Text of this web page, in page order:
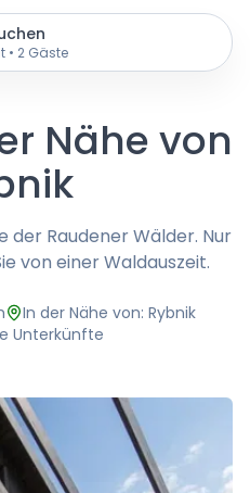
• 2 Gäste
Nähe von
der Raudener Wälder. Nur
von einer Waldauszeit.
In der Nähe von: Rybnik
Unterkünfte